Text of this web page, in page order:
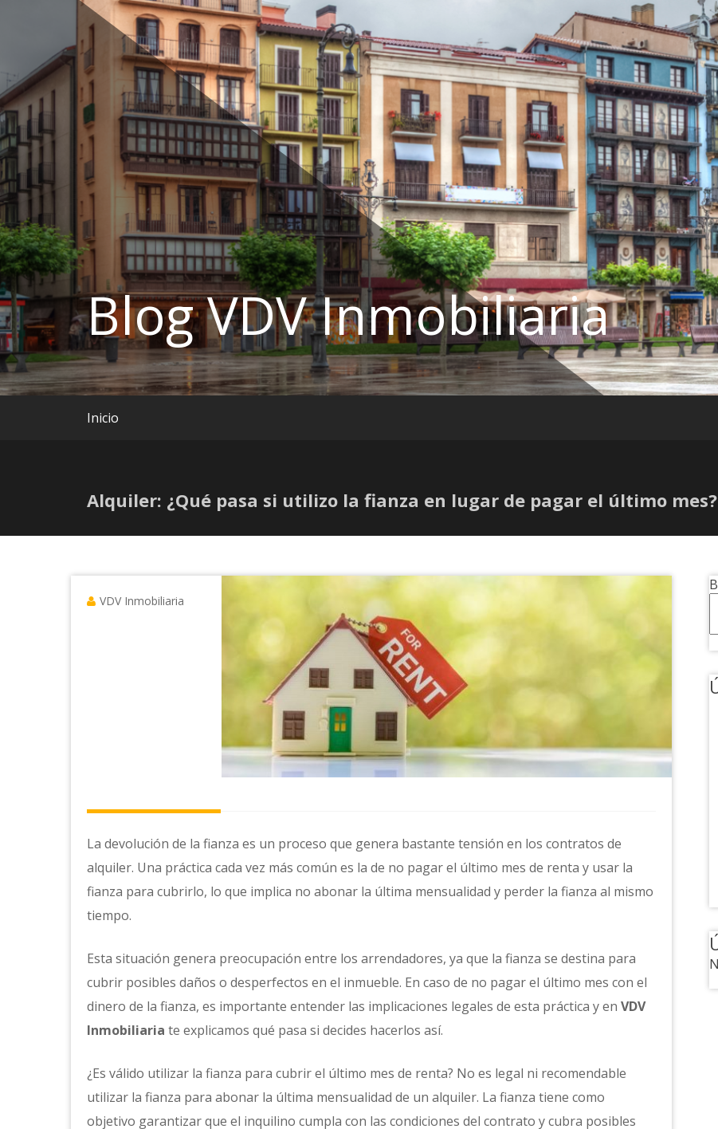
Blog VDV Inmobiliaria
Inicio
Alquiler: ¿Qué pasa si utilizo la fianza en lugar de pagar el último mes?
VDV Inmobiliaria
La devolución de la fianza es un proceso que genera bastante tensión en los contratos de
alquiler. Una práctica cada vez más común es la de no pagar el último mes de renta y usar la
fianza para cubrirlo, lo que implica no abonar la última mensualidad y perder la fianza al mismo
tiempo.
Esta situación genera preocupación entre los arrendadores, ya que la fianza se destina para
cubrir posibles daños o desperfectos en el inmueble. En caso de no pagar el último mes con el
dinero de la fianza, es importante entender las implicaciones legales de esta práctica y en VDV
Inmobiliaria te explicamos qué pasa si decides hacerlos así.
¿Es válido utilizar la fianza para cubrir el último mes de renta? No es legal ni recomendable
utilizar la fianza para abonar la última mensualidad de un alquiler. La fianza tiene como
objetivo garantizar que el inquilino cumpla con las condiciones del contrato y cubra posibles